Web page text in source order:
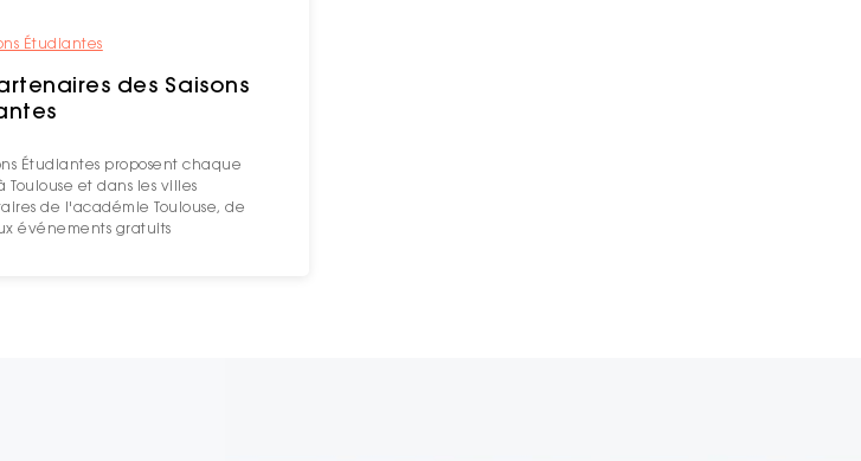
Étudiantes
des Saisons
Étudiantes proposent chaque
Toulouse et dans les villes
de l'académie Toulouse, de
événements gratuits